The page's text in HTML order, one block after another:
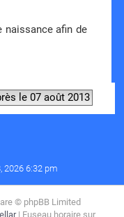
naissance afin de
le 07 août 2013
2026 6:32 pm
© phpBB Limited
| Fuseau horaire sur